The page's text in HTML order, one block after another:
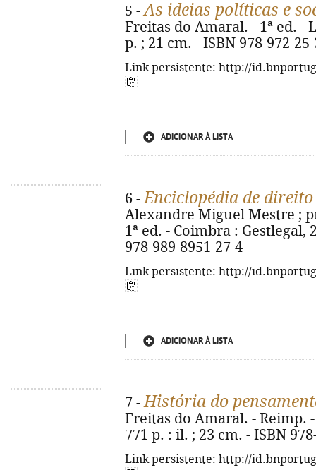
5 -As ideias políticas e
Freitas do Amaral. - 1ª ed. -
p. ; 21 cm. - ISBN 978-972-
Link persistente: http://
ADICIONAR À LISTA
6 -Enciclopédia de
Alexandre Miguel Mestre ;
1ª ed. - Coimbra : Gestlegal,
978-989-8951-27-4
Link persistente: http://
ADICIONAR À LISTA
7 -História do
Freitas do Amaral. - Reimp.
771 p. : il. ; 23 cm. - ISBN
Link persistente: http://